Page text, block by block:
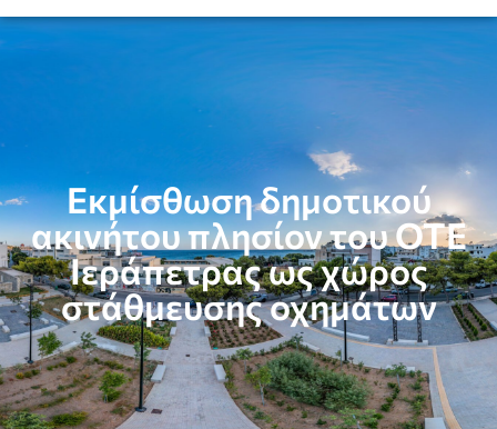
Εκμίσθωση δημοτικού
ακινήτου πλησίον του ΟΤΕ
Ιεράπετρας ως χώρος
στάθμευσης οχημάτων